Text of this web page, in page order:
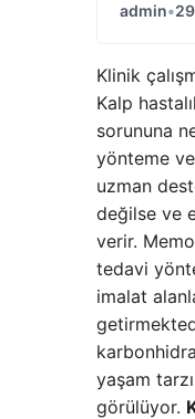
admin•
Klinik
Kalp
sorununa
yönteme
uzman
değilse ve
verir.
tedavi
imalat
yaşam
görülüyor.